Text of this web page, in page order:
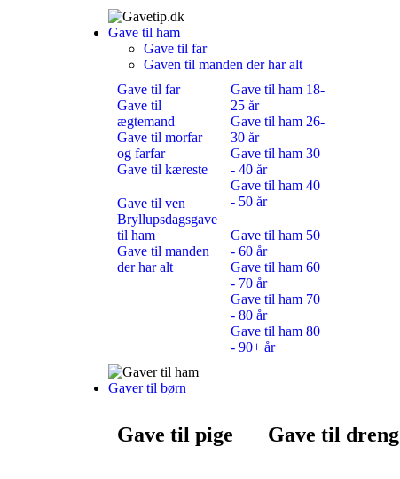
Gave til ham
Gave til far
Gaven til manden der har alt
Gave til far
Gave til
ægtemand
Gave til morfar
og farfar
Gave til kæreste
Gave til ven
Bryllupsdagsgave
til ham
Gave til manden
der har alt
Gave til ham 18-
25 år
Gave til ham 26-
30 år
Gave til ham 30
- 40 år
Gave til ham 40
- 50 år
Gave til ham 50
- 60 år
Gave til ham 60
- 70 år
Gave til ham 70
- 80 år
Gave til ham 80
- 90+ år
Gaver til børn
Gave til pige Gave til dreng